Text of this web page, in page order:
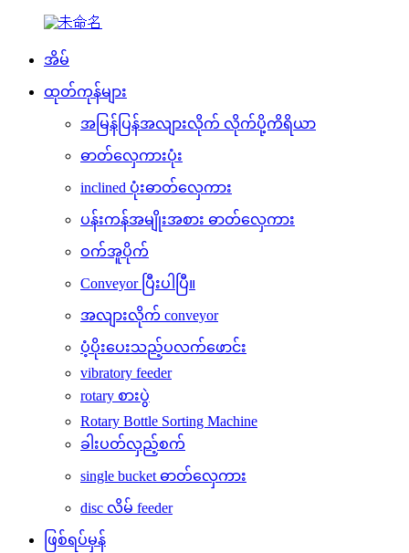
အိမ်
ထုတ်ကုန်များ
အမြန်ပြန်အလျားလိုက် လိုက်ပို့ကိရိယာ
ဓာတ်လှေကားပုံး
inclined ပုံးဓာတ်လှေကား
ပန်းကန်အမျိုးအစား ဓာတ်လှေကား
ဝက်အူပိုက်
Conveyor ပြီးပါပြီ။
အလျားလိုက် conveyor
ပံ့ပိုးပေးသည့်ပလက်ဖောင်း
vibratory feeder
rotary စားပွဲ
Rotary Bottle Sorting Machine
ခါးပတ်လှည့်စက်
single bucket ဓာတ်လှေကား
disc လိမ် feeder
ဖြစ်ရပ်မှန်